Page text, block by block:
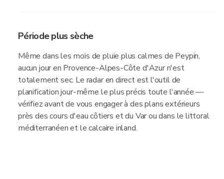
Période plus sèche
Même dans les mois de pluie plus calmes de Peypin,
aucun jour en Provence-Alpes-Côte d'Azur n'est
totalement sec. Le radar en direct est l'outil de
planification jour-même le plus précis toute l'année —
vérifiez avant de vous engager à des plans extérieurs
près des cours d'eau côtiers et du Var ou dans le littoral
méditerranéen et le calcaire inland.